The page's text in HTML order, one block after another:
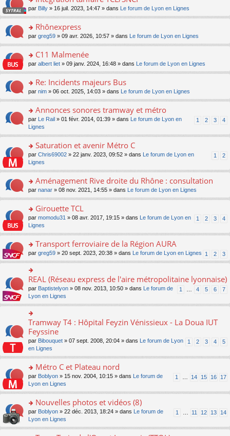
c
e
u
ré
c
e
n
o
n
lu
pl
s
ré
c
nt
s
e
n
o
n
le
u
s
ré
e
nt
er
le
m
e
s
g
e
n
o
lu
pl
u
ré
e
nt
o
n
ult
er
le
m
e
a
g
e
n
n
pl
u
ré
e
nt
par Billy » 16 juil. 2023, 14:47 » dans Le forum de Lyon en Lignes
o
n
ult
er
le
m
e
a
g
e
n
o
lu
u
s
ré
e
nt
Rhônexpress
par greg59 » 09 avr. 2026, 10:57 » dans Le forum de Lyon en Lignes
o
n
ult
er
le
m
e
s
g
e
n
o
n
le
u
s
ré
c
nt
C11 Malmenée
par albert liet » 09 janv. 2024, 16:48 » dans Le forum de Lyon en Lignes
o
n
ult
er
le
m
e
s
s
e
n
o
n
le
s
ré
c
e
nt
Re: Incidents majeurs Bus
par nim » 06 oct. 2025, 14:03 » dans Le forum de Lyon en Lignes
o
s
er
le
m
e
s
s
e
n
o
n
lu
pl
s
ré
c
nt
Annonces sonores tramway et métro
1 2 3 4
par Le Rail » 01 févr. 2014, 01:39 » dans
Le forum de Lyon en
Lignes
o
s
er
le
m
e
s
s
e
n
o
n
lu
pl
ré
e
nt
Saturation et avenir Métro C
1 2
par Chris69002 » 22 janv. 2023, 09:52 » dans
Le forum de Lyon en
Lignes
o
n
ult
er
le
m
e
s
a
e
n
o
n
lu
le
pl
u
s
ré
c
e
nt
Aménagement Rive droite du Rhône : consultation
par nanar » 08 nov. 2021, 14:55 » dans Le forum de Lyon en Lignes
o
s
er
le
m
e
s
s
a
e
o
n
lu
le
pl
s
ré
c
e
nt
Girouette TCL
1 2 3 4
par momodu31 » 08 avr. 2017, 19:15 » dans
Le forum de Lyon en
Lignes
o
n
s
ult
er
le
m
e
s
a
e
n
lu
le
pl
s
ré
c
e
Transport ferroviaire de la Région AURA
1 2 3
par greg59 » 20 sept. 2023, 20:38 » dans Le forum de Lyon en Lignes
o
n
s
le
m
e
s
s
a
e
n
o
n
lu
le
pl
REAL (Réseau express de l'aire métropolitaine lyonnaise)
1 4 5 6 7
par Baptistelyon » 08 nov. 2013, 10:50 » dans
Le forum de
Lyon en Lignes
o
n
ult
le
m
e
s
s
g
e
n
o
Tramway T4 : Hôpital Feyzin Vénissieux - La Doua IUT
Feyssine
1 2 3 4 5
par Bibouquet » 07 sept. 2008, 20:04 » dans
Le forum de Lyon
en Lignes
o
s
er
le
m
e
Métro C et Plateau nord
1 14 15 16 17
par Boblyon » 15 nov. 2004, 10:15 » dans
Le forum de
Lyon en Lignes
o
s
Nouvelles photos et vidéos (8)
1 11 12 13 14
par Boblyon » 22 déc. 2013, 18:24 » dans
Le forum de
Lyon en Lignes